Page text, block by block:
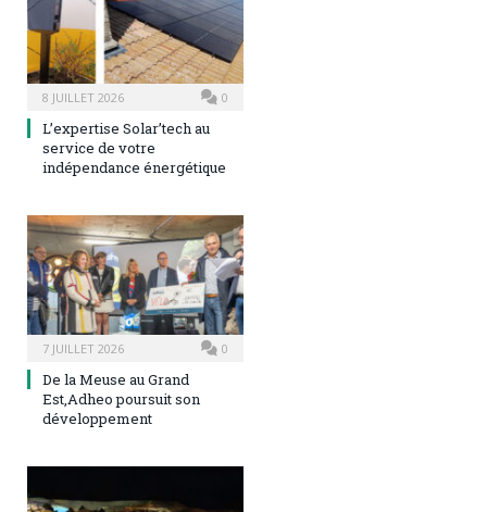
8 JUILLET 2026 0
L’expertise Solar’tech au
service de votre
indépendance énergétique
7 JUILLET 2026 0
De la Meuse au Grand
Est,Adheo poursuit son
développement